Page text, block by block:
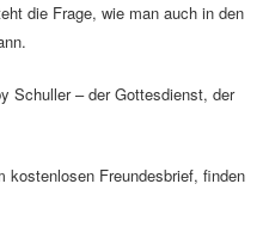
die Frage, wie man auch in den
Schuller – der Gottesdienst, der
kostenlosen Freundesbrief, finden